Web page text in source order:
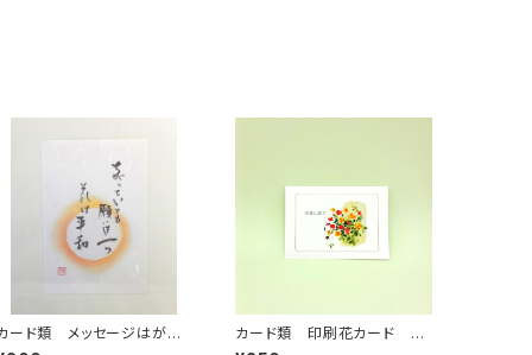
ード類 メッセージはが
ちがっていても…
カード類 印刷花カード バ
ラ